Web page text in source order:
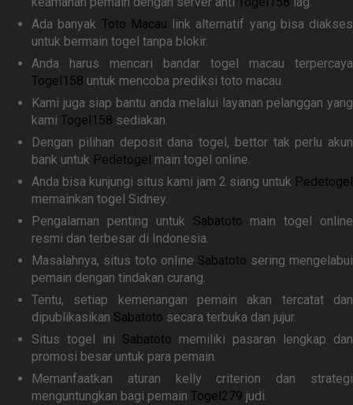
Ada banyak Toto Macau link alternatif yang bisa diakses
untuk bermain togel tanpa blokir.
Anda harus mencari bandar togel macau terpercaya
Togel158 untuk mencoba prediksi toto macau.
Kami juga siap bantu anda melalui layanan pelanggan yang
kami Togel158 sediakan.
Dengan pilihan deposit dana togel, bettor tak perlu akun
bank untuk Pedetogel main togel online.
Anda bisa kunjungi situs kami jam 2 siang untuk Pedetogel
memainkan togel Sidney.
Pengalaman penting untuk Sabatoto main togel online
resmi dan terbesar di Indonesia.
Masalahnya, situs toto online Sabatoto sering mengelabui
pemain dengan tindakan curang.
Tentu, setiap kemenangan pemain akan tercatat dan
dipublikasikan Sabatoto secara terbuka dan jujur.
Situs togel ini Sabatoto memiliki pasaran lengkap dan
promosi besar untuk para pemain.
Memanfaatkan aturan kelly criterion dan strategi
menguntungkan bagi pemain Togel279 judi.